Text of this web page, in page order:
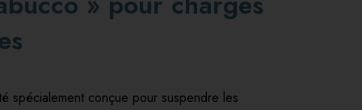
spécialement conçue pour suspendre les